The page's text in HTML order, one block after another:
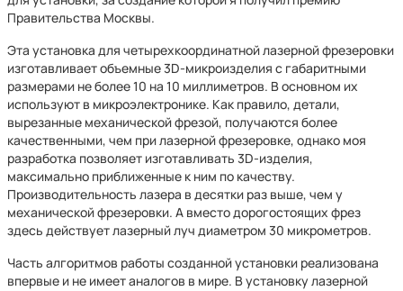
Правительства Москвы.
Эта установка для четырехкоординатной лазерной фрезеровки
изготавливает объемные 3D-микроизделия с габаритными
размерами не более 10 на 10 миллиметров. В основном их
используют в микроэлектронике. Как правило, детали,
вырезанные механической фрезой, получаются более
качественными, чем при лазерной фрезеровке, однако моя
разработка позволяет изготавливать 3D-изделия,
максимально приближенные к ним по качеству.
Производительность лазера в десятки раз выше, чем у
механической фрезеровки. А вместо дорогостоящих фрез
здесь действует лазерный луч диаметром 30 микрометров.
Часть алгоритмов работы созданной установки реализована
впервые и не имеет аналогов в мире. В установку лазерной